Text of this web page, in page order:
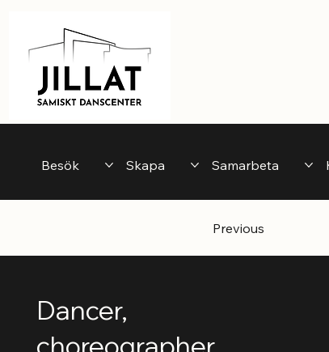
Dancer,
Previous
Besök Skapa Samarbeta